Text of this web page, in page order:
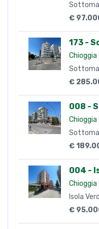
€
173 -
Chioggia
€
008 -
Chioggia
€
004 -
Chioggia
Isola
€